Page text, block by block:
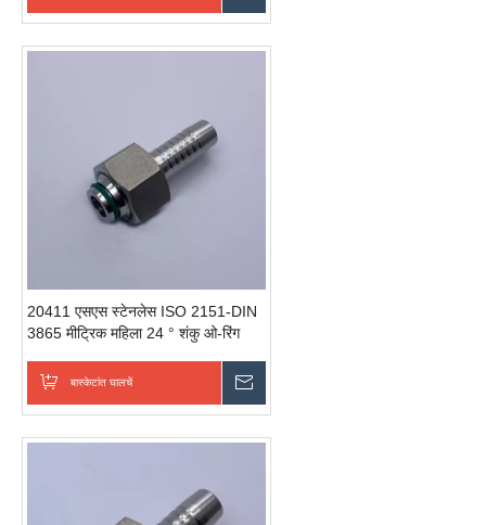
20411 एसएस स्टेनलेस ISO 2151-DIN
3865 मीट्रिक महिला 24 ° शंकु ओ-रिंग
बास्केटांत घालचें